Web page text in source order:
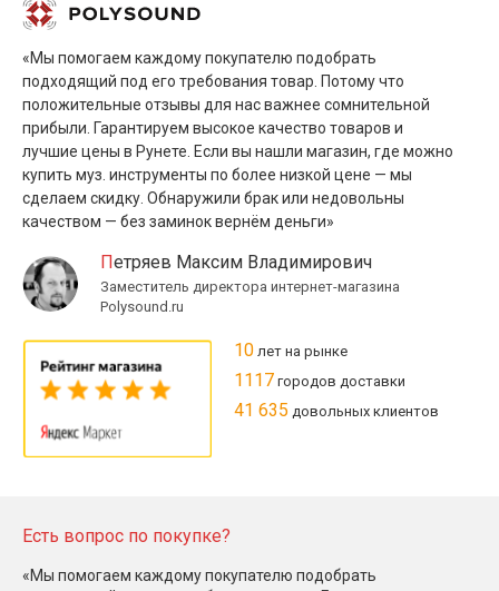
«Мы помогаем каждому покупателю подобрать
подходящий под его требования товар. Потому что
положительные отзывы для нас важнее сомнительной
прибыли. Гарантируем высокое качество товаров и
лучшие цены в Рунете. Если вы нашли магазин, где можно
купить муз. инструменты по более низкой цене — мы
сделаем скидку. Обнаружили брак или недовольны
качеством — без заминок вернём деньги»
Петряев Максим Владимирович
Заместитель директора интернет-магазина
Polysound.ru
10 лет на рынке
1117 городов доставки
41 635 довольных клиентов
Есть вопрос по покупке?
«Мы помогаем каждому покупателю подобрать